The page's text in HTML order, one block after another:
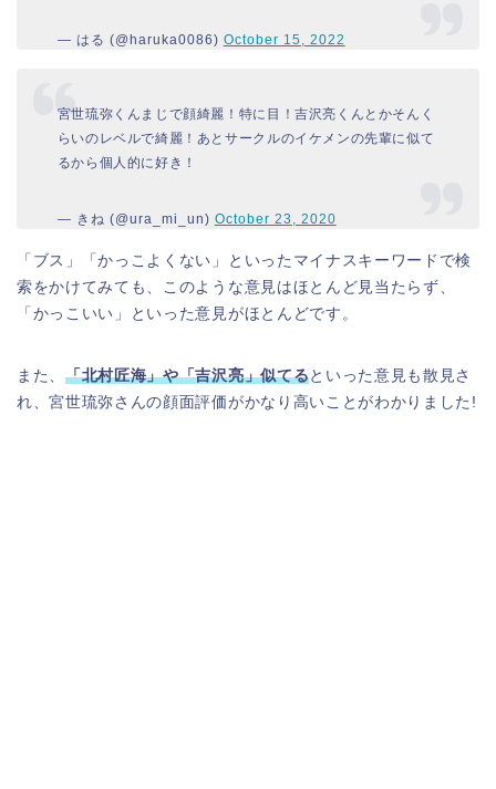
— はる (@haruka0086) October 15, 2022
宮世琉弥くんまじで顔綺麗！特に目！吉沢亮くんとかそんく
らいのレベルで綺麗！あとサークルのイケメンの先輩に似て
るから個人的に好き！
— きね (@ura_mi_un) October 23, 2020
「ブス」「かっこよくない」といったマイナスキーワードで検
索をかけてみても、このような意見はほとんど見当たらず、
「かっこいい」といった意見がほとんどです。
また、「北村匠海」や「吉沢亮」似てるといった意見も散見さ
れ、宮世琉弥さんの顔面評価がかなり高いことがわかりました!